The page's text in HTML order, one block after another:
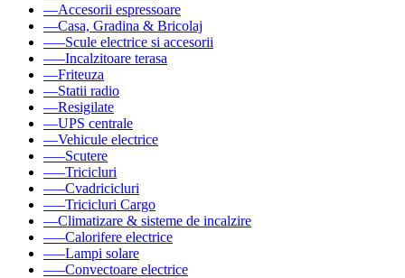
––Accesorii espressoare
––Casa, Gradina & Bricolaj
–––Scule electrice si accesorii
–––Incalzitoare terasa
––Friteuza
––Statii radio
––Resigilate
––UPS centrale
––Vehicule electrice
–––Scutere
–––Tricicluri
–––Cvadricicluri
–––Tricicluri Cargo
––Climatizare & sisteme de incalzire
–––Calorifere electrice
–––Lampi solare
–––Convectoare electrice